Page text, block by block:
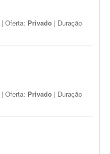
| Oferta: Privado | Duração
| Oferta: Privado | Duração